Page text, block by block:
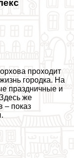
проходит
городка. На
праздничные и
же
– показ